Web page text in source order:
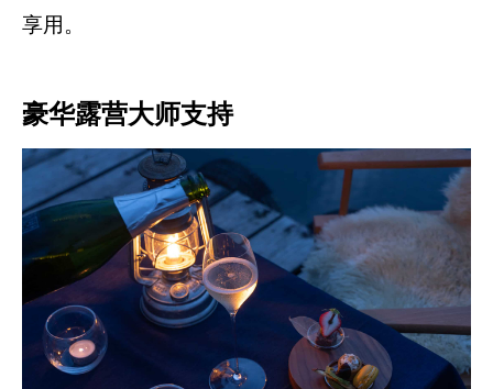
享用。
豪华露营大师支持